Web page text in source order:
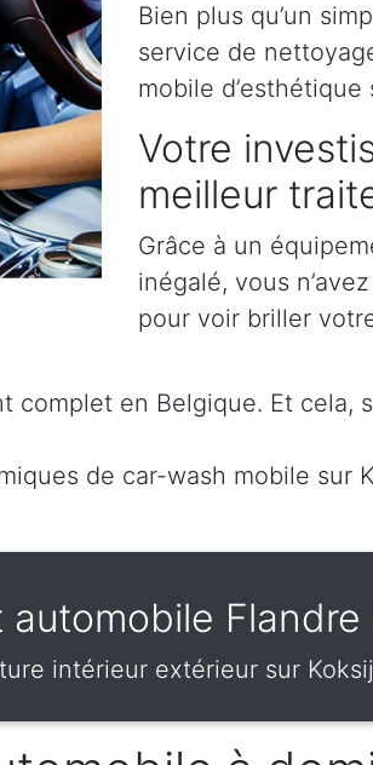
Bien plus qu’un
service de
mobile
Votre
meilleur
Grâce à un
inégalé, vous
pour voir briller
en Belgique. Et cela,
de car-wash mobile sur
intérieur extérieur sur